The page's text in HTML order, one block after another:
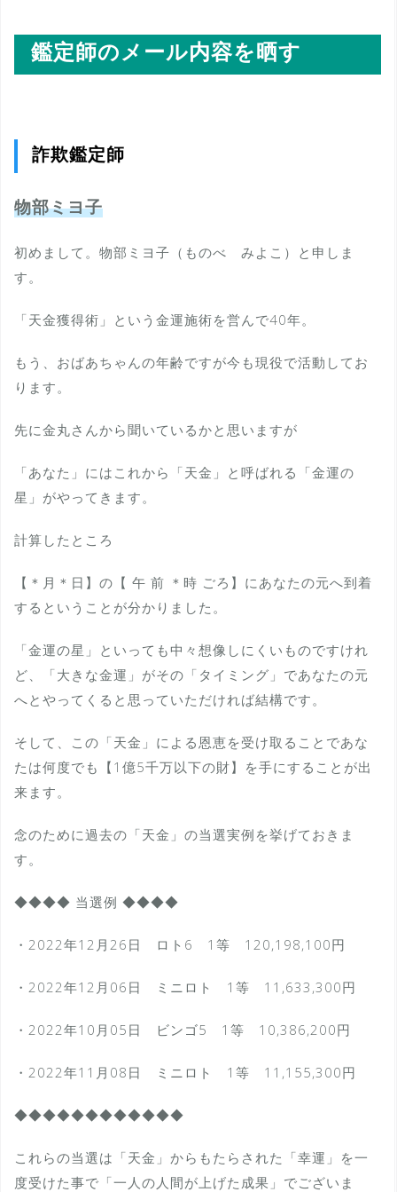
鑑定師のメール内容を晒す
詐欺鑑定師
物部ミヨ子
初めまして。物部ミヨ子（ものべ みよこ）と申しま
す。
「天金獲得術」という金運施術を営んで40年。
もう、おばあちゃんの年齢ですが今も現役で活動してお
ります。
先に金丸さんから聞いているかと思いますが
「あなた」にはこれから「天金」と呼ばれる「金運の
星」がやってきます。
計算したところ
【＊月＊日】の【 午 前 ＊時 ごろ】にあなたの元へ到着
するということが分かりました。
「金運の星」といっても中々想像しにくいものですけれ
ど、「大きな金運」がその「タイミング」であなたの元
へとやってくると思っていただければ結構です。
そして、この「天金」による恩恵を受け取ることであな
たは何度でも【1億5千万以下の財】を手にすることが出
来ます。
念のために過去の「天金」の当選実例を挙げておきま
す。
◆◆◆◆ 当選例 ◆◆◆◆
・2022年12月26日 ロト6 1等 120,198,100円
・2022年12月06日 ミニロト 1等 11,633,300円
・2022年10月05日 ビンゴ5 1等 10,386,200円
・2022年11月08日 ミニロト 1等 11,155,300円
◆◆◆◆◆◆◆◆◆◆◆◆
これらの当選は「天金」からもたらされた「幸運」を一
度受けた事で「一人の人間が上げた成果」でございま